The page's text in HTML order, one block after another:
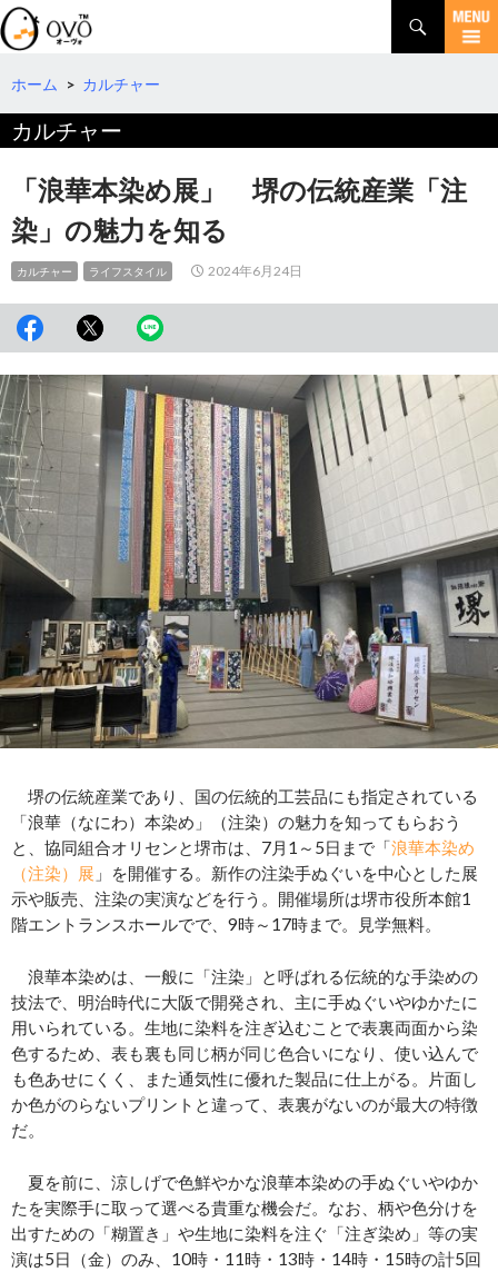
検
索
コ
テ
ツ
へ
ホーム > カルチャー
カルチャー
「浪華本染め展」 堺の伝統産業「注
染」の魅力を知る
カルチャー ライフスタイル 2024年6月24日
堺の伝統産業であり、国の伝統的工芸品にも指定されている
「浪華（なにわ）本染め」（注染）の魅力を知ってもらおう
と、協同組合オリセンと堺市は、7月1～5日まで「浪華本染め
（注染）展 」を開催する。新作の注染手ぬぐいを中心とした展
示や販売、注染の実演などを行う。開催場所は堺市役所本館1
階エントランスホールでで、9時～17時まで。見学無料。
浪華本染めは、一般に「注染」と呼ばれる伝統的な手染めの
技法で、明治時代に大阪で開発され、主に手ぬぐいやゆかたに
用いられている。生地に染料を注ぎ込むことで表裏両面から染
色するため、表も裏も同じ柄が同じ色合いになり、使い込んで
も色あせにくく、また通気性に優れた製品に仕上がる。片面し
か色がのらないプリントと違って、表裏がないのが最大の特徴
だ。
夏を前に、涼しげで色鮮やかな浪華本染めの手ぬぐいやゆか
たを実際手に取って選べる貴重な機会だ。なお、柄や色分けを
出すための「糊置き」や生地に染料を注ぐ「注ぎ染め」等の実
演は5日（金）のみ、10時・11時・13時・14時・15時の計5回